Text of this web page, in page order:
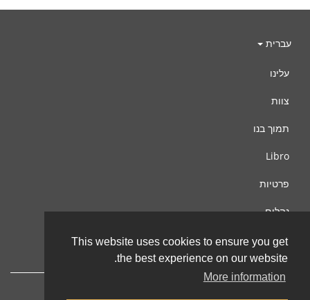
This website uses cookies to ensure you get
the best experience on our website.
More information
עברית
עלינו
צוות
תמוך בנו
Libro
פרטיות
נהלים
צור קשר